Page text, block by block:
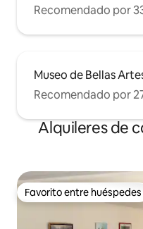
Recomendado por
Museo de Bellas
Recomendado por
Alquileres de
Favorito entre huéspedes
Favorito entre huéspedes